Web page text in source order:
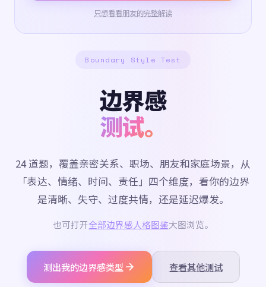
只想看看朋友的完整解读
Boundary Style Test
边界感
测试。
24 道题，覆盖亲密关系、职场、朋友和家庭场景，从
「表达、情绪、时间、责任」四个维度，看你的边界
是清晰、失守、过度共情，还是延迟爆发。
也可打开全部边界感人格图鉴大图浏览。
测出我的边界感类型 查看其他测试